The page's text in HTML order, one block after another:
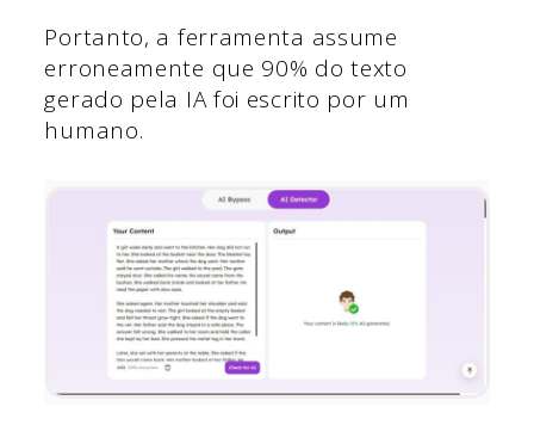
Portanto, a ferramenta assume
erroneamente que 90% do texto
gerado pela IA foi escrito por um
humano.